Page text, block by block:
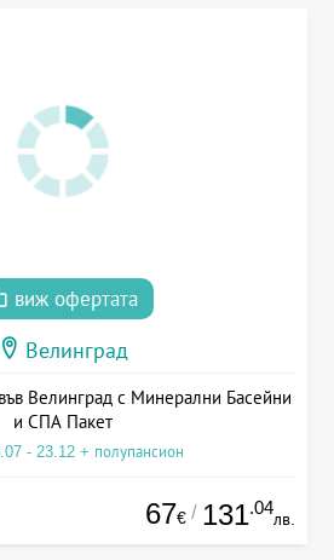
виж офертата
Велинград
Велинград с Минерални Басейни
и СПА Пакет
- 23.12 + полупансион
67€ / 131.04
лв.